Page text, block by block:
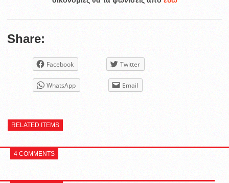
Share:
Facebook Twitter
WhatsApp Email
RELATED ITEMS
4 COMMENTS